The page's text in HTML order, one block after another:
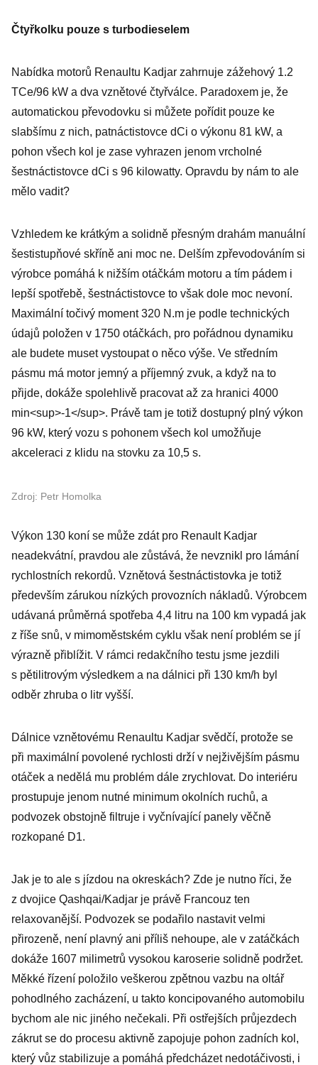
Čtyřkolku pouze s turbodieselem
Nabídka motorů Renaultu Kadjar zahrnuje zážehový 1.2
TCe/96 kW a dva vznětové čtyřválce. Paradoxem je, že
automatickou převodovku si můžete pořídit pouze ke
slabšímu z nich, patnáctistovce dCi o výkonu 81 kW, a
pohon všech kol je zase vyhrazen jenom vrcholné
šestnáctistovce dCi s 96 kilowatty. Opravdu by nám to ale
mělo vadit?
Vzhledem ke krátkým a solidně přesným drahám manuální
šestistupňové skříně ani moc ne. Delším zpřevodováním si
výrobce pomáhá k nižším otáčkám motoru a tím pádem i
lepší spotřebě, šestnáctistovce to však dole moc nevoní.
Maximální točivý moment 320 N.m je podle technických
údajů položen v 1750 otáčkách, pro pořádnou dynamiku
ale budete muset vystoupat o něco výše. Ve středním
pásmu má motor jemný a příjemný zvuk, a když na to
přijde, dokáže spolehlivě pracovat až za hranici 4000
min<sup>-1</sup>. Právě tam je totiž dostupný plný výkon
96 kW, který vozu s pohonem všech kol umožňuje
akceleraci z klidu na stovku za 10,5 s.
Zdroj: Petr Homolka
Výkon 130 koní se může zdát pro Renault Kadjar
neadekvátní, pravdou ale zůstává, že nevznikl pro lámání
rychlostních rekordů. Vznětová šestnáctistovka je totiž
především zárukou nízkých provozních nákladů. Výrobcem
udávaná průměrná spotřeba 4,4 litru na 100 km vypadá jak
z říše snů, v mimoměstském cyklu však není problém se jí
výrazně přiblížit. V rámci redakčního testu jsme jezdili
s pětilitrovým výsledkem a na dálnici při 130 km/h byl
odběr zhruba o litr vyšší.
Dálnice vznětovému Renaultu Kadjar svědčí, protože se
při maximální povolené rychlosti drží v nejživějším pásmu
otáček a nedělá mu problém dále zrychlovat. Do interiéru
prostupuje jenom nutné minimum okolních ruchů, a
podvozek obstojně filtruje i vyčnívající panely věčně
rozkopané D1.
Jak je to ale s jízdou na okreskách? Zde je nutno říci, že
z dvojice Qashqai/Kadjar je právě Francouz ten
relaxovanější. Podvozek se podařilo nastavit velmi
přirozeně, není plavný ani příliš nehoupe, ale v zatáčkách
dokáže 1607 milimetrů vysokou karoserie solidně podržet.
Měkké řízení položilo veškerou zpětnou vazbu na oltář
pohodlného zacházení, u takto koncipovaného automobilu
bychom ale nic jiného nečekali. Při ostřejších průjezdech
zákrut se do procesu aktivně zapojuje pohon zadních kol,
který vůz stabilizuje a pomáhá předcházet nedotáčivosti, i